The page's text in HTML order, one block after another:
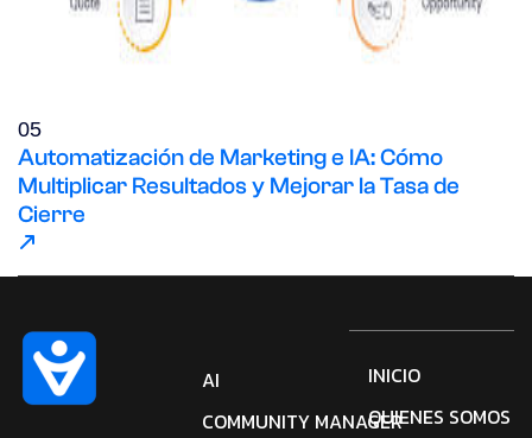
05
Automatización de Marketing e IA: Cómo
Multiplicar Resultados y Mejorar la Tasa de
Cierre
AI
COMMUNITY MANAGER
INICIO
QUIENES SOMOS